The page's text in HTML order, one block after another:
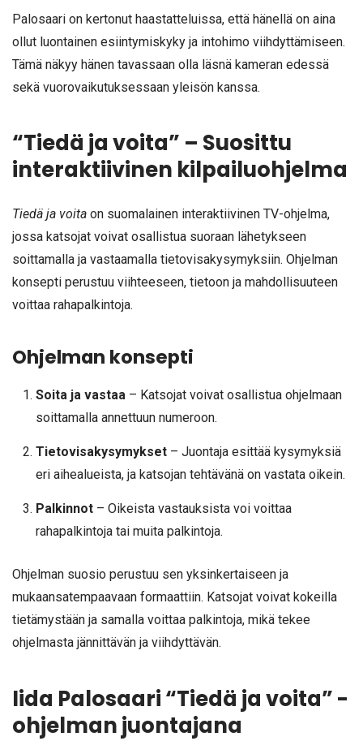
Palosaari on kertonut haastatteluissa, että hänellä on aina
ollut luontainen esiintymiskyky ja intohimo viihdyttämiseen.
Tämä näkyy hänen tavassaan olla läsnä kameran edessä
sekä vuorovaikutuksessaan yleisön kanssa.
“Tiedä ja voita” – Suosittu
interaktiivinen kilpailuohjelma
Tiedä ja voita on suomalainen interaktiivinen TV-ohjelma,
jossa katsojat voivat osallistua suoraan lähetykseen
soittamalla ja vastaamalla tietovisakysymyksiin. Ohjelman
konsepti perustuu viihteeseen, tietoon ja mahdollisuuteen
voittaa rahapalkintoja.
Ohjelman konsepti
Soita ja vastaa – Katsojat voivat osallistua ohjelmaan
soittamalla annettuun numeroon.
Tietovisakysymykset– Juontaja esittää kysymyksiä
eri aihealueista, ja katsojan tehtävänä on vastata oikein.
Palkinnot– Oikeista vastauksista voi voittaa
rahapalkintoja tai muita palkintoja.
Ohjelman suosio perustuu sen yksinkertaiseen ja
mukaansatempaavaan formaattiin. Katsojat voivat kokeilla
tietämystään ja samalla voittaa palkintoja, mikä tekee
ohjelmasta jännittävän ja viihdyttävän.
Iida Palosaari “Tiedä ja voita” -
ohjelman juontajana